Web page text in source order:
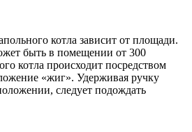
котла зависит от площади.
быть в помещении от 300
котла происходит посредством
«жиг». Удерживая ручку
следует подождать